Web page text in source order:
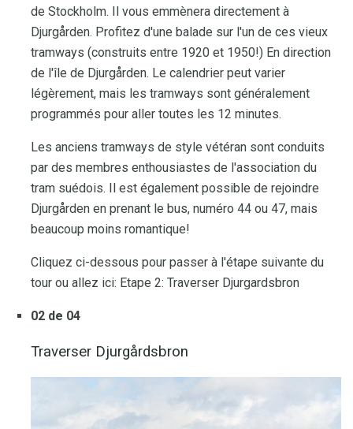
de Stockholm. Il vous emmènera directement à
Djurgården. Profitez d'une balade sur l'un de ces vieux
tramways (construits entre 1920 et 1950!) En direction
de l'île de Djurgården. Le calendrier peut varier
légèrement, mais les tramways sont généralement
programmés pour aller toutes les 12 minutes.
Les anciens tramways de style vétéran sont conduits
par des membres enthousiastes de l'association du
tram suédois. Il est également possible de rejoindre
Djurgården en prenant le bus, numéro 44 ou 47, mais
beaucoup moins romantique!
Cliquez ci-dessous pour passer à l'étape suivante du
tour ou allez ici: Etape 2: Traverser Djurgardsbron
02 de 04
Traverser Djurgårdsbron